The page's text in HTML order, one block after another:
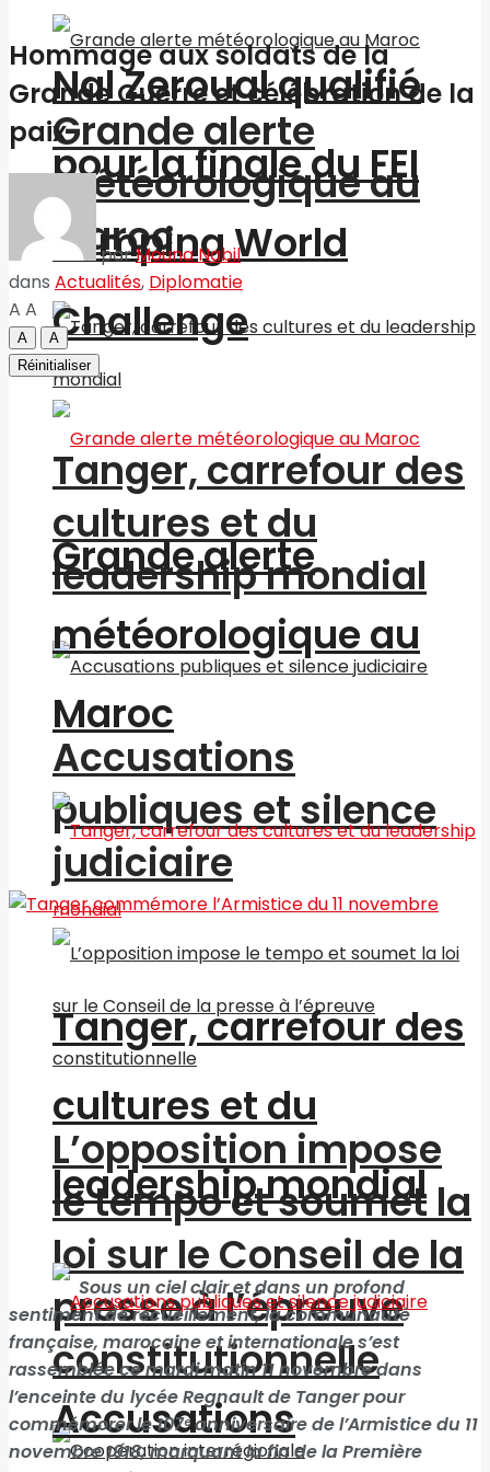
Grande alerte
météorologique au
Maroc
Tanger, carrefour des
cultures et du
leadership mondial
Accusations
publiques et silence
judiciaire
L’opposition impose
le tempo et soumet la
loi sur le Conseil de la
presse à l’épreuve
constitutionnelle
Nal Zeroual qualifié
pour la finale du FEI
Jumping World
Challenge
Grande alerte
météorologique au
Maroc
Tanger, carrefour des
cultures et du
leadership mondial
Accusations
Hommage aux soldats de la
Grande Guerre et célébration de la
paix
parMouna Nabil
dans Actualités, Diplomatie
A A
A
A
Réinitialiser
Sous un ciel clair et dans un profond
sentiment de recueillement, la communauté
française, marocaine et internationale s’est
rassemblée ce mardi matin 11 novembre dans
l’enceinte du lycée Regnault de Tangerpour
commémorer le 107ᵉ anniversaire de l’Armistice du 11
novembre 1918, marquant la fin de la Première